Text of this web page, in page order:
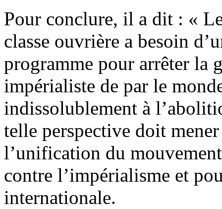
Pour conclure, il a dit : «
classe ouvrière a besoin
programme pour arrêter la
impérialiste de par le
indissolublement à
telle perspective doit
l’unification du
contre l’impérialisme et
internationale.